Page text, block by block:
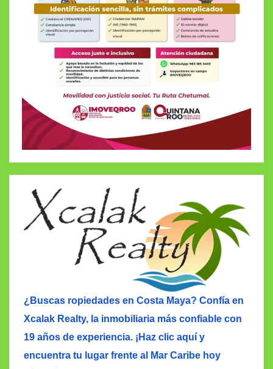
¿Buscas ropiedades en Costa Maya? Confía en
Xcalak Realty, la inmobiliaria más confiable con
19 años de experiencia. ¡Haz clic aquí y
encuentra tu lugar frente al Mar Caribe hoy